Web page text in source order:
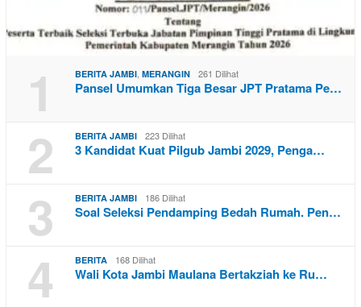
1 BERITA JAMBI, MERANGIN 261 Dilihat
Pansel Umumkan Tiga Besar JPT Pratama Pe…
2 BERITA JAMBI 223 Dilihat
3 Kandidat Kuat Pilgub Jambi 2029, Penga…
3 BERITA JAMBI 186 Dilihat
Soal Seleksi Pendamping Bedah Rumah. Pen…
4 BERITA 168 Dilihat
Wali Kota Jambi Maulana Bertakziah ke Ru…